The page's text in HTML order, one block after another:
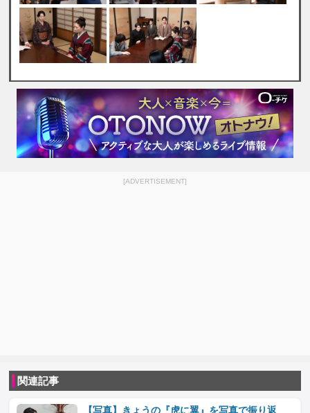
[ADVERTISEMENT]
関連記事
【写真】きょうの『虎に翼』を写真で振り返